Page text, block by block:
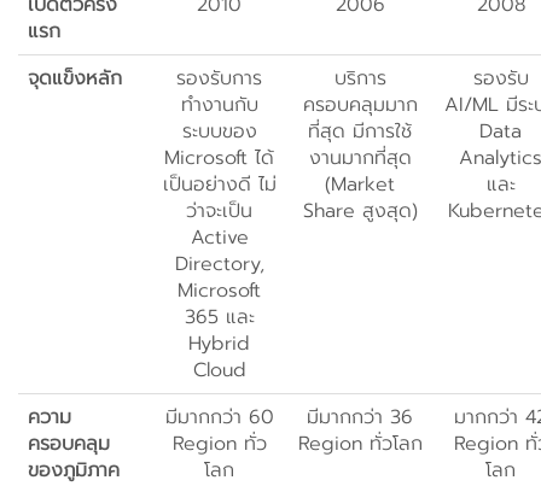
แรก
จุดแข็งหลัก
รองรับการ
ทำงานกับ
ระบบของ
Microsoft ได้
เป็นอย่างดี ไม่
ว่าจะเป็น
Active
Directory,
Microsoft
365 และ
Hybrid
Cloud
บริการ
ครอบคลุมมาก
ที่สุด มีการใช้
งานมากที่สุด
(Market
Share สูงสุด)
รองรับ
AI/ML มีระ
Data
Analytics
และ
ความ
ครอบคลุม
ของภูมิภาค
มีมากกว่า 60
Region ทั่ว
โลก
มีมากกว่า 36
Region ทั่วโลก
มากกว่า
Region
โลก